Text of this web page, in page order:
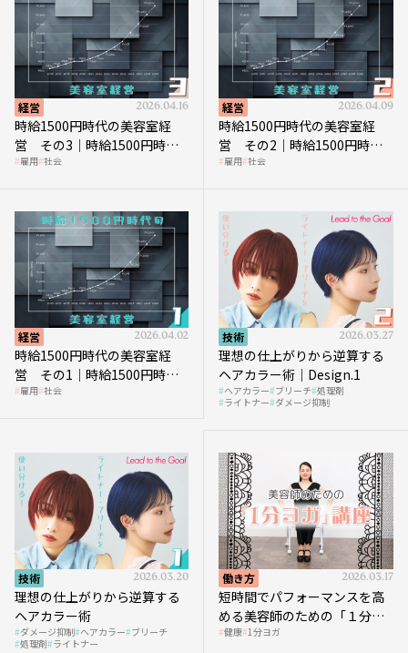
経営 2026.04.16
時給1500円時代の美容室経
営 その3｜時給1500円時
代、美容業はどのような影響
雇用 社会
経営 2026.04.09
時給1500円時代の美容室経
営 その2｜時給1500円時代
に支払う給与はいくらなのか
雇用 社会
経営 2026.04.02
時給1500円時代の美容室経
営 その1｜時給1500円時代
へ向かう社会的背景
雇用 社会
技術 2026.03.27
理想の仕上がりから逆算する
ヘアカラー術｜Design.1
ヘアカラー ブリーチ 処理剤
ライトナー ダメージ抑制
技術 2026.03.20
理想の仕上がりから逆算する
ヘアカラー術
ダメージ抑制 ヘアカラー ブリーチ
処理剤 ライトナー
働き方 2026.03.17
短時間でパフォーマンスを高
める美容師のための「１分ヨ
ガ」講座｜実践編
健康 1分ヨガ